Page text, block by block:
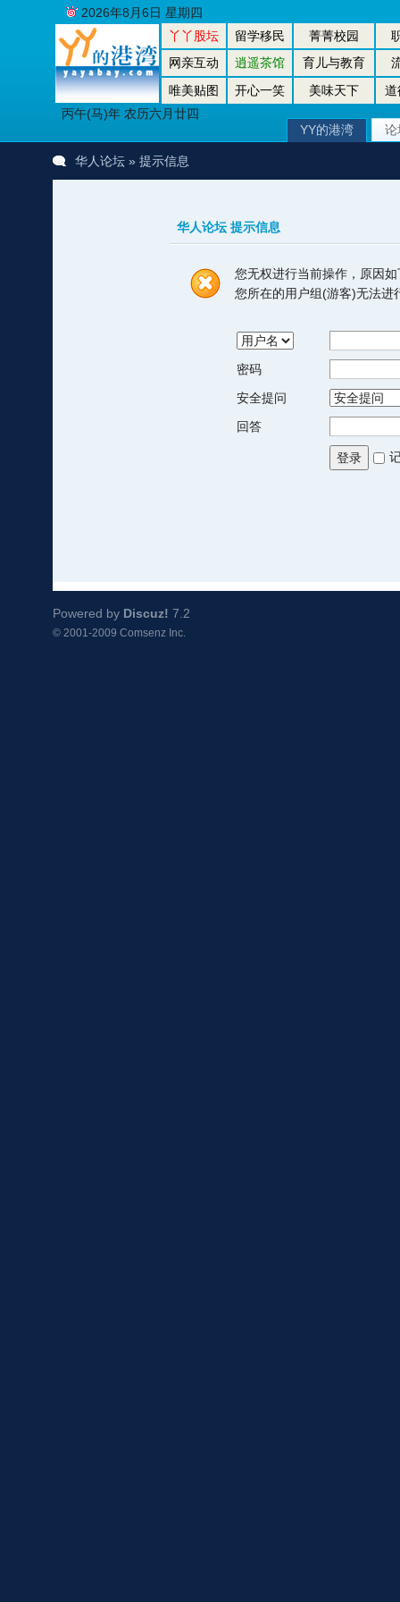
丫丫股坛 留学移民 菁菁校园
网亲互动
逍遥茶馆 育儿与教育
唯美贴图
开心一笑 美味天下
道
丙午(马)年 农历六月廿四
2026年8月6日 星期四
YY的港湾 论
华人论坛» 提示信息
华人论坛 提示信息
您无权进行当前操作，原因如
您所在的用户组(游客)无法进
密码
安全提问
回答
登录
Powered by Discuz! 7.2
© 2001-2009 Comsenz Inc.